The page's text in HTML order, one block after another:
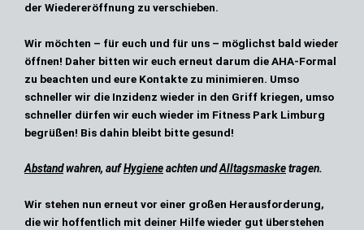
der Wiedereröffnung zu verschieben.
Wir möchten – für euch und für uns – möglichst bald wieder
öffnen! Daher bitten wir euch erneut darum die AHA-Formal
zu beachten und eure Kontakte zu minimieren. Umso
schneller wir die Inzidenz wieder in den Griff kriegen, umso
schneller dürfen wir euch wieder im Fitness Park Limburg
begrüßen! Bis dahin bleibt bitte gesund!
Abstandwahren, aufHygieneachten undAlltagsmasketragen.
Wir stehen nun erneut vor einer großen Herausforderung,
die wir hoffentlich mit deiner Hilfe wieder gut überstehen